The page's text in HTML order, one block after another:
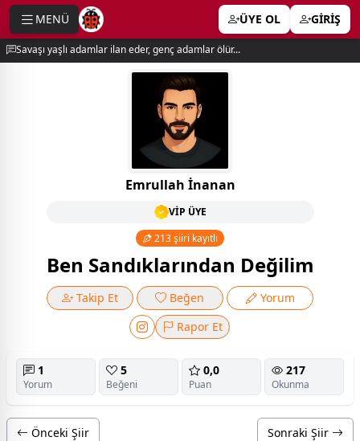
MENÜ ÜYE OL GİRİŞ
Savaşı yaşlı adamlar ilan eder, genç adamlar ölür...
Emrullah İnanan
VİP ÜYE
213 şiiri kayıtlı
Ben Sandıklarından Değilim
Takip Et Beğen
Yorum
Rapor Et
1
Yorum
5
Beğeni
0,0
Puan
217
Okunma
Önceki Şiir Sonraki Şiir
menu